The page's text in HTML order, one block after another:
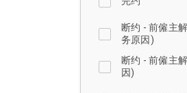
断约 - 前僱主
务原因)
断约 - 前僱主
因)